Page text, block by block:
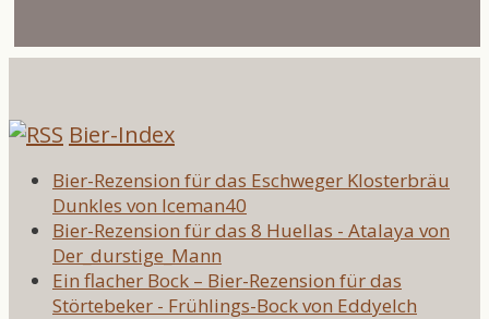
Bier-Index
Bier-Rezension für das Eschweger Klosterbräu
Dunkles von Iceman40
Bier-Rezension für das 8 Huellas - Atalaya von
Der_durstige_Mann
Ein flacher Bock – Bier-Rezension für das
Störtebeker - Frühlings-Bock von Eddyelch